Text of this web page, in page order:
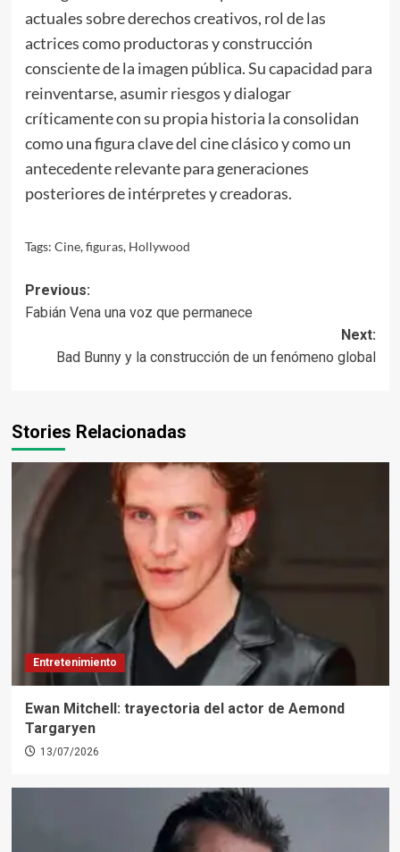
actuales sobre derechos creativos, rol de las
actrices como productoras y construcción
consciente de la imagen pública. Su capacidad para
reinventarse, asumir riesgos y dialogar
críticamente con su propia historia la consolidan
como una figura clave del cine clásico y como un
antecedente relevante para generaciones
posteriores de intérpretes y creadoras.
Tags: Cine,figuras, Hollywood
Post
navigation
Previous:
Fabián Vena una voz que permanece
Next:
Bad Bunny y la construcción de un fenómeno global
Stories Relacionadas
Entretenimiento
Ewan Mitchell: trayectoria del actor de Aemond
Targaryen
13/07/2026